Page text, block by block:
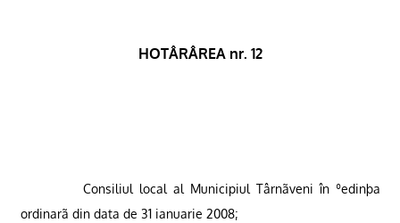
HOTÂRÂREA nr. 12
Consiliul local al Municipiul Târnãveni în ºedinþa
ordinarã din data de 31 ianuarie 2008;